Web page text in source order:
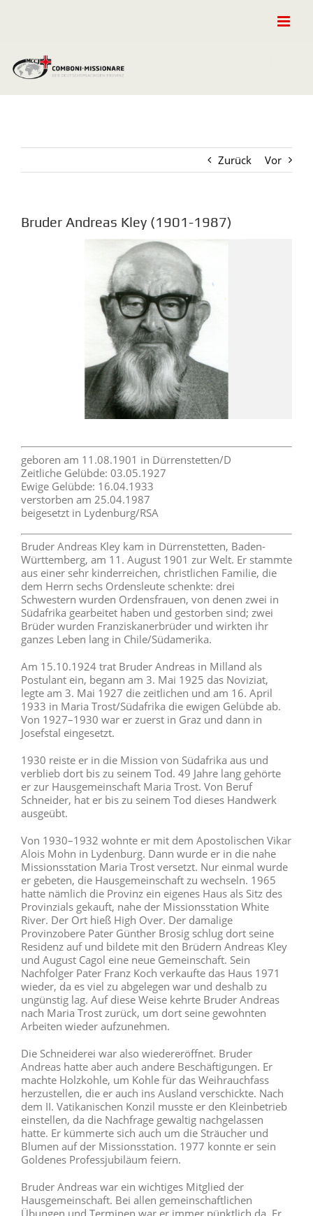
Zurück Vor
Bruder Andreas Kley (1901-1987)
geboren am 11.08.1901 in Dürrenstetten/D
Zeitliche Gelübde: 03.05.1927
Ewige Gelübde: 16.04.1933
verstorben am 25.04.1987
beigesetzt in Lydenburg/RSA
Bruder Andreas Kley kam in Dürrenstetten, Baden-
Württemberg, am 11. August 1901 zur Welt. Er stammte
aus einer sehr kinderreichen, christlichen Familie, die
dem Herrn sechs Ordensleute schenkte: drei
Schwestern wurden Ordensfrauen, von denen zwei in
Südafrika gearbeitet haben und gestorben sind; zwei
Brüder wurden Franziskanerbrüder und wirkten ihr
ganzes Leben lang in Chile/Südamerika.
Am 15.10.1924 trat Bruder Andreas in Milland als
Postulant ein, begann am 3. Mai 1925 das Noviziat,
legte am 3. Mai 1927 die zeitlichen und am 16. April
1933 in Maria Trost/Südafrika die ewigen Gelübde ab.
Von 1927–1930 war er zuerst in Graz und dann in
Josefstal eingesetzt.
1930 reiste er in die Mission von Südafrika aus und
verblieb dort bis zu seinem Tod. 49 Jahre lang gehörte
er zur Hausgemeinschaft Maria Trost. Von Beruf
Schneider, hat er bis zu seinem Tod dieses Handwerk
ausgeübt.
Von 1930–1932 wohnte er mit dem Apostolischen Vikar
Alois Mohn in Lydenburg. Dann wurde er in die nahe
Missionsstation Maria Trost versetzt. Nur einmal wurde
er gebeten, die Hausgemeinschaft zu wechseln. 1965
hatte nämlich die Provinz ein eigenes Haus als Sitz des
Provinzials gekauft, nahe der Missionsstation White
River. Der Ort hieß High Over. Der damalige
Provinzobere Pater Günther Brosig schlug dort seine
Residenz auf und bildete mit den Brüdern Andreas Kley
und August Cagol eine neue Gemeinschaft. Sein
Nachfolger Pater Franz Koch verkaufte das Haus 1971
wieder, da es viel zu abgelegen war und deshalb zu
ungünstig lag. Auf diese Weise kehrte Bruder Andreas
nach Maria Trost zurück, um dort seine gewohnten
Arbeiten wieder aufzunehmen.
Die Schneiderei war also wiedereröffnet. Bruder
Andreas hatte aber auch andere Beschäftigungen. Er
machte Holzkohle, um Kohle für das Weihrauchfass
herzustellen, die er auch ins Ausland verschickte. Nach
dem II. Vatikanischen Konzil musste er den Kleinbetrieb
einstellen, da die Nachfrage gewaltig nachgelassen
hatte. Er kümmerte sich auch um die Sträucher und
Blumen auf der Missionsstation. 1977 konnte er sein
Goldenes Professjubiläum feiern.
Bruder Andreas war ein wichtiges Mitglied der
Hausgemeinschaft. Bei allen gemeinschaftlichen